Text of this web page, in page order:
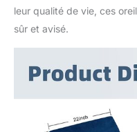
leur qualité de vie, ces
sûr et avisé.